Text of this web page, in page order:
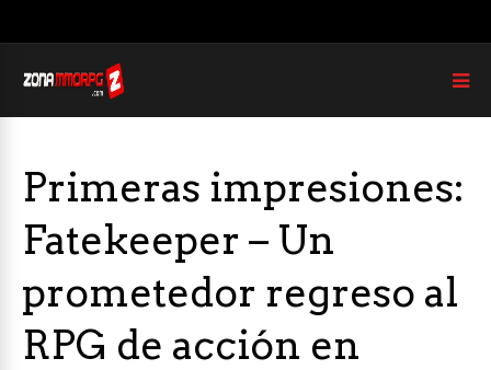
Primeras impresiones:
Fatekeeper – Un
prometedor regreso al
RPG de acción en